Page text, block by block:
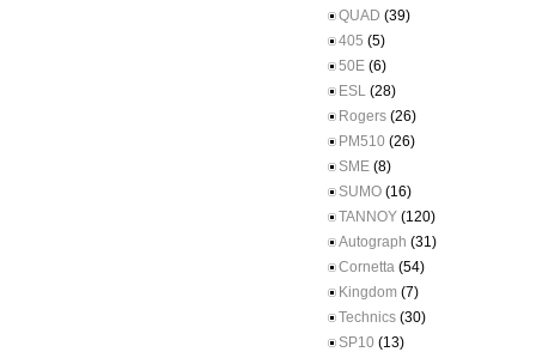
QUAD (39)
405 (5)
50E (6)
ESL (28)
Rogers (26)
PM510 (26)
SME (8)
SUMO (16)
TANNOY (120)
Autograph (31)
Cornetta (54)
Kingdom (7)
Technics (30)
SP10 (13)